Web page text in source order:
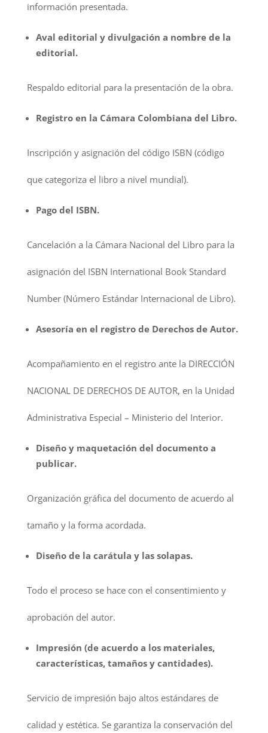
información presentada.
Aval editorial y divulgación a nombre de la
editorial.
Respaldo editorial para la presentación de la obra.
Registro en la Cámara Colombiana del Libro.
Inscripción y asignación del código ISBN (código
que categoriza el libro a nivel mundial).
Pago del ISBN.
Cancelación a la Cámara Nacional del Libro para la
asignación del ISBN International Book Standard
Number (Número Estándar Internacional de Libro).
Asesoría en el registro de Derechos de Autor.
Acompañamiento en el registro ante la DIRECCIÓN
NACIONAL DE DERECHOS DE AUTOR, en la Unidad
Administrativa Especial – Ministerio del Interior.
Diseño y maquetación del documento a
publicar.
Organización gráfica del documento de acuerdo al
tamaño y la forma acordada.
Diseño de la carátula y las solapas.
Todo el proceso se hace con el consentimiento y
aprobación del autor.
Impresión (de acuerdo a los materiales,
características, tamaños y cantidades).
Servicio de impresión bajo altos estándares de
calidad y estética. Se garantiza la conservación del